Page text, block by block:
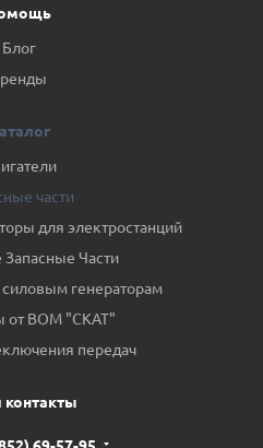
Блог
части
для электростанций
Части
силовым генераторам
от ВОМ "СКАТ"
передач